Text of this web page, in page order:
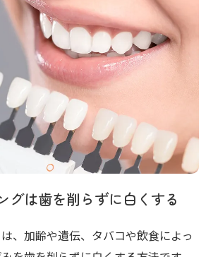
グは歯を削らずに白くする
、加齢や遺伝、タバコや飲食によっ